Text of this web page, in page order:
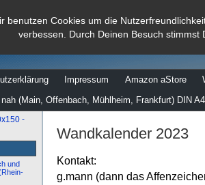
benutzen Cookies um die
verbessen. Durch Deinen Besuch stimmst
mal
Impressum Amazon aStore
(Main, Offenbach, Mühlheim, Frankfurt) DIN
und
Wandkalender 2023
Kontakt:
g.mann (dann das